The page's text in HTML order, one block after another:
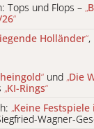
Tops und Flops – „
“
Holländer“,
“ und „Die
„KI-Rings“
„Keine
Wagner-